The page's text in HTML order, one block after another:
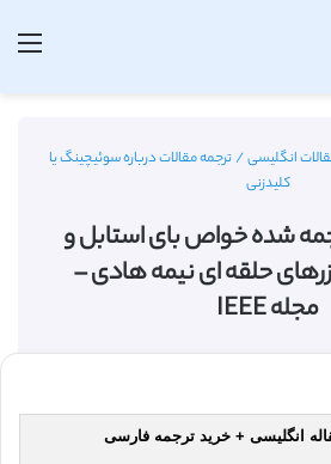
انگلیسی/ترجمه مقالات درباره سوئیچینگ یا
کلیدزنی
شده خواص بای استابل و
حلقه ای نیمه هادی –
مجله IEEE
انگلیسی + خرید ترجمه فارسی